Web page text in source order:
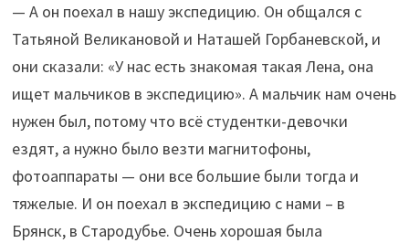
— А он поехал в нашу экспедицию. Он общался с
Татьяной Великановой и Наташей Горбаневской, и
они сказали: «У нас есть знакомая такая Лена, она
ищет мальчиков в экспедицию». А мальчик нам очень
нужен был, потому что всё студентки-девочки
ездят, а нужно было везти магнитофоны,
фотоаппараты — они все большие были тогда и
тяжелые. И он поехал в экспедицию с нами – в
Брянск, в Стародубье. Очень хорошая была